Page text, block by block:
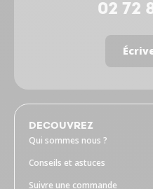
02 72
DECOUVREZ
Qui sommes nous ?
Conseils et astuces
Suivre une commande